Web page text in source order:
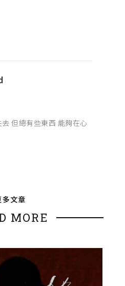
但總有些東西 能夠在心
多文章
MORE